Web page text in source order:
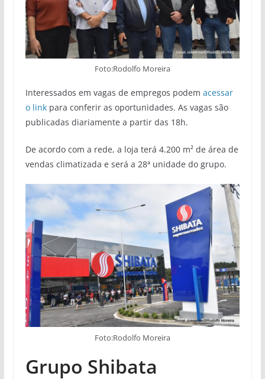
Foto:Rodolfo Moreira
Interessados em vagas de empregos podem acessar
o linkpara conferir as oportunidades. As vagas são
publicadas diariamente a partir das 18h.
De acordo com a rede, a loja terá 4.200 m² de área de
vendas climatizada e será a 28ª unidade do grupo.
Foto:Rodolfo Moreira
Grupo Shibata